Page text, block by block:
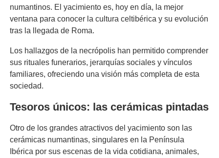
numantinos. El yacimiento es, hoy en día, la mejor
ventana para conocer la cultura celtibérica y su evolución
tras la llegada de Roma.
Los hallazgos de la necrópolis han permitido comprender
sus rituales funerarios, jerarquías sociales y vínculos
familiares, ofreciendo una visión más completa de esta
sociedad.
Tesoros únicos: las cerámicas pintadas
Otro de los grandes atractivos del yacimiento son las
cerámicas numantinas, singulares en la Península
Ibérica por sus escenas de la vida cotidiana, animales,